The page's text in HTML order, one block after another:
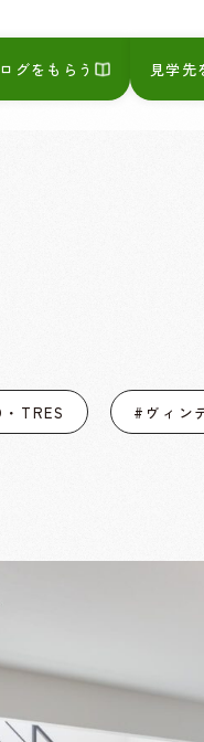
TRES #ヴィン
グをもらう 見学先
ます。詳細につ